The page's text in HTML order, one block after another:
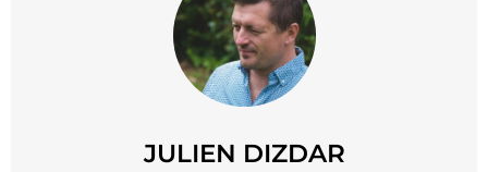
JULIEN DIZDAR